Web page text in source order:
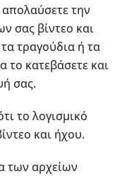
την
σας βίντεο και
τραγούδια ή τα
το κατεβάσετε και
σας.
το λογισμικό
και ήχου.
των αρχείων